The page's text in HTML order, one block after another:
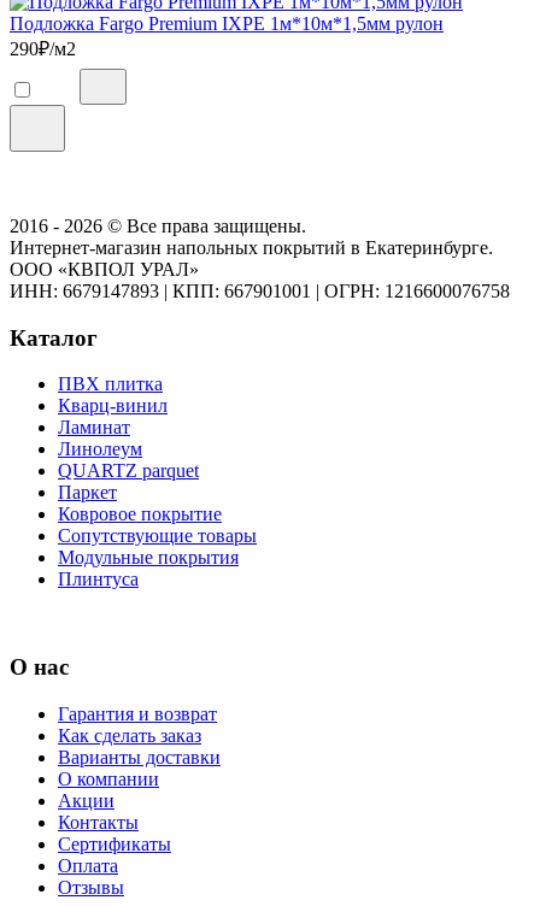
Подложка Fargo Premium IXPE 1м*10м*1,5мм рулон
290₽/м2
2016 - 2026 © Все права защищены.
Интернет-магазин напольных покрытий в Екатеринбурге.
ООО «КВПОЛ УРАЛ»
ИНН: 6679147893 | КПП: 667901001 | ОГРН: 1216600076758
Каталог
ПВХ плитка
Кварц-винил
Ламинат
Линолеум
QUARTZ parquet
Паркет
Ковровое покрытие
Сопутствующие товары
Модульные покрытия
Плинтуса
О нас
Гарантия и возврат
Как сделать заказ
Варианты доставки
О компании
Акции
Контакты
Сертификаты
Оплата
Отзывы